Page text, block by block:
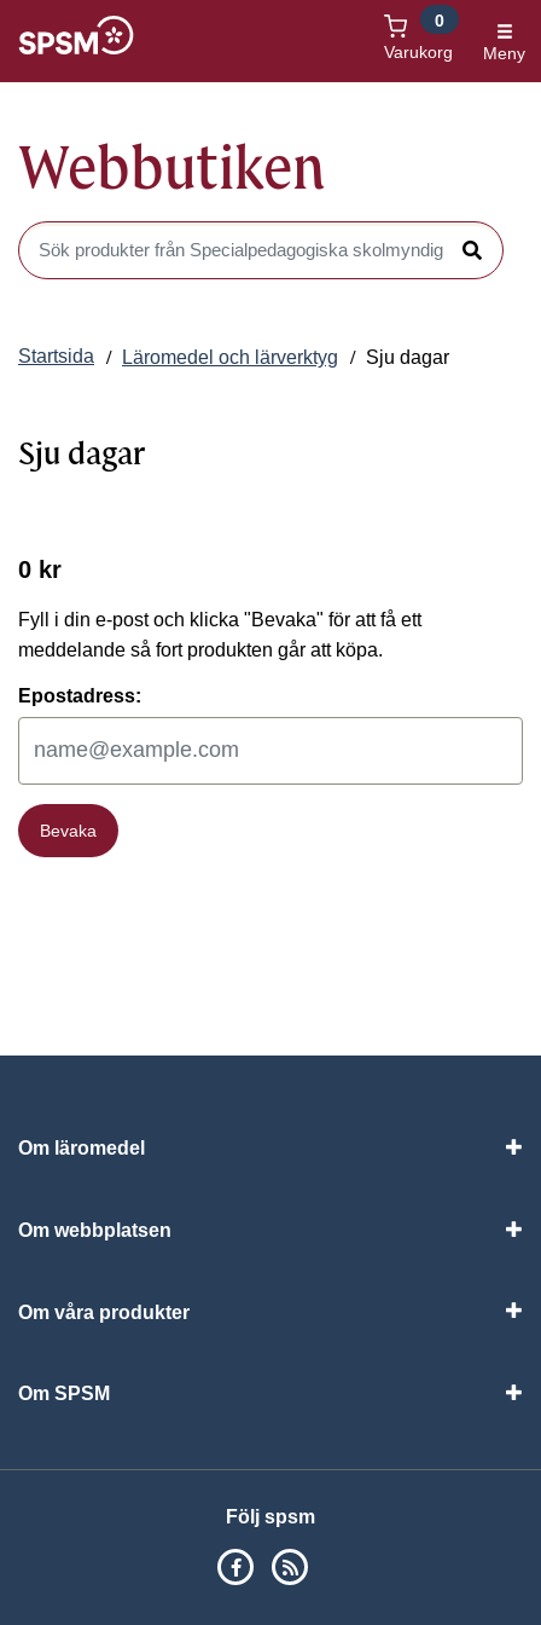
Varukorg
0
Meny
Webbutiken
Sök produkter i Webbutiken
Sök
Startsida Läromedel och lärverktyg Sju dagar
Sju dagar
0 kr
Fyll i din e-post och klicka "Bevaka" för att få ett
meddelande så fort produkten går att köpa.
Epostadress:
Bevaka
Bevaka
Om läromedel
Om webbplatsen
Om våra produkter
Om SPSM
Följ spsm
SPSM på Facebook